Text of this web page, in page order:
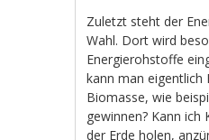
Zuletzt steht der
Wahl. Dort wird
Energierohstoffe
kann man eigentlich
Biomasse, wie
gewinnen? Kann ich
der Erde holen,